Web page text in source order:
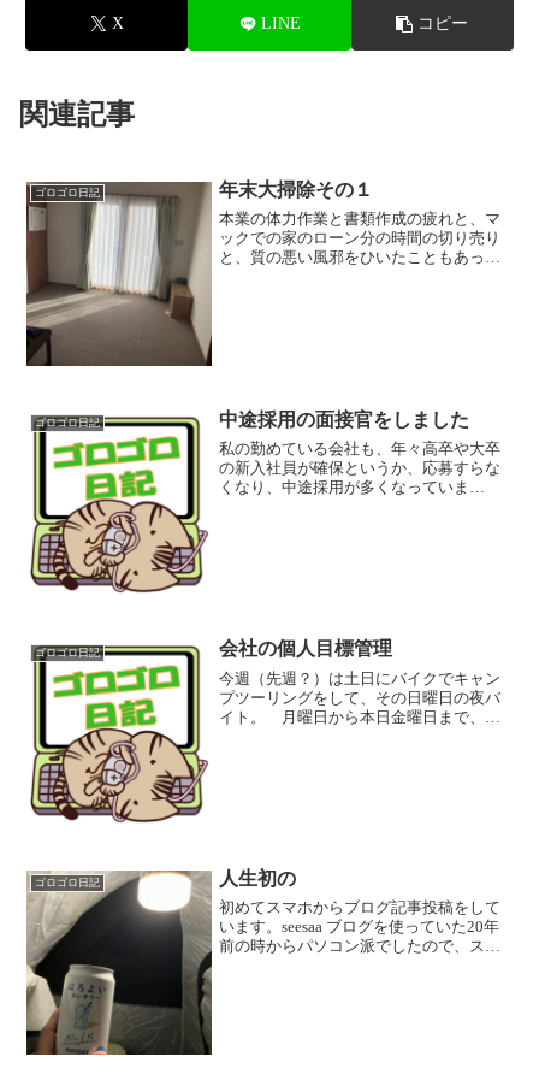
X LINE コピー
関連記事
ゴロゴロ日記 年末大掃除その１
本業の体力作業と書類作成の疲れと、マ
ックでの家のローン分の時間の切り売り
と、質の悪い風邪をひいたこともあっ
ゴロゴロ日記 中途採用の面接官をしました
私の勤めている会社も、年々高卒や大卒
の新入社員が確保というか、応募すらな
くなり、中途採用が多くなっていま
ゴロゴロ日記 会社の個人目標管理
今週（先週？）は土日にバイクでキャン
プツーリングをして、その日曜日の夜バ
イト。 月曜日から本日金曜日まで、本
ゴロゴロ日記 人生初の
初めてスマホからブログ記事投稿をして
います。seesaa ブログを使っていた20年
前の時からパソコン派でしたので、スマ